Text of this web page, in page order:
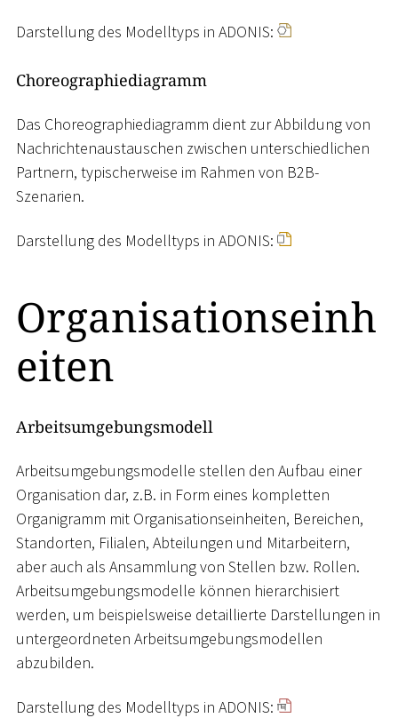
Darstellung des Modelltyps in ADONIS:
Choreographiediagramm
Das Choreographiediagramm dient zur Abbildung von
Nachrichtenaustauschen zwischen unterschiedlichen
Partnern, typischerweise im Rahmen von B2B-
Szenarien.
Darstellung des Modelltyps in ADONIS:
Organisationseinh
eiten
Arbeitsumgebungsmodell
Arbeitsumgebungsmodelle stellen den Aufbau einer
Organisation dar, z.B. in Form eines kompletten
Organigramm mit Organisationseinheiten, Bereichen,
Standorten, Filialen, Abteilungen und Mitarbeitern,
aber auch als Ansammlung von Stellen bzw. Rollen.
Arbeitsumgebungsmodelle können hierarchisiert
werden, um beispielsweise detaillierte Darstellungen in
untergeordneten Arbeitsumgebungsmodellen
abzubilden.
Darstellung des Modelltyps in ADONIS: